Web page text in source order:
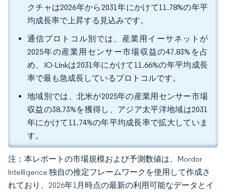
クチャは2026年から2031年にかけて11.78%の年平
均成長率で上昇する見込みです。
通信プロトコル別では、産業用イーサネットが
2025年の産業用センサー市場収益の47.83%を占
め、IO-Linkは2031年にかけて11.66%の年平均成長
率で最も急成長しているプロトコルです。
地域別では、北米が2025年の産業用センサー市場
収益の38.73%を獲得し、アジア太平洋地域は2031
年にかけて11.74%の年平均成長率で拡大していま
す。
注：本レポートの市場規模および予測数値は、Mordor
Intelligence 独自の推定フレームワークを使用して作成さ
れており、2026年1月時点の最新の利用可能なデータとイ